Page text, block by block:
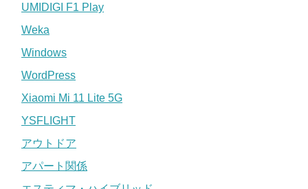
UMIDIGI F1 Play
Weka
Windows
WordPress
Xiaomi Mi 11 Lite 5G
YSFLIGHT
アウトドア
アパート関係